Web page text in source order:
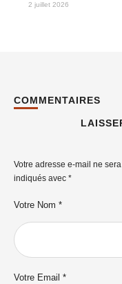
2 juillet 2026
COMMENTAIRES
Votre adresse e-mail ne
indiqués avec *
Votre Nom *
Votre Email *